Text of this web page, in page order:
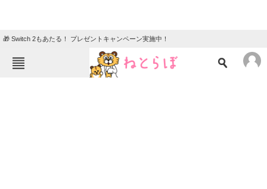
🎁 Switch 2もあたる！ プレゼントキャンペーン実施中！